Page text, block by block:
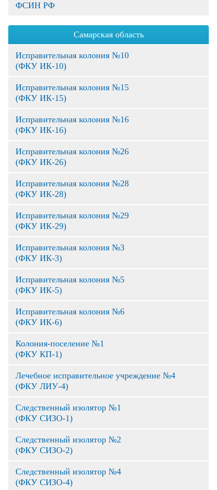
ФСИН РФ
Самарская область
Исправительная колония №10
(ФКУ ИК-10)
Исправительная колония №15
(ФКУ ИК-15)
Исправительная колония №16
(ФКУ ИК-16)
Исправительная колония №26
(ФКУ ИК-26)
Исправительная колония №28
(ФКУ ИК-28)
Исправительная колония №29
(ФКУ ИК-29)
Исправительная колония №3
(ФКУ ИК-3)
Исправительная колония №5
(ФКУ ИК-5)
Исправительная колония №6
(ФКУ ИК-6)
Колония-поселение №1
(ФКУ КП-1)
Лечебное исправительное учреждение №4
(ФКУ ЛИУ-4)
Следственный изолятор №1
(ФКУ СИЗО-1)
Следственный изолятор №2
(ФКУ СИЗО-2)
Следственный изолятор №4
(ФКУ СИЗО-4)